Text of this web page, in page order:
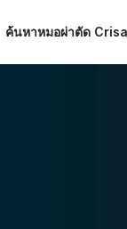
ค้นหาหมอผ่าตัด